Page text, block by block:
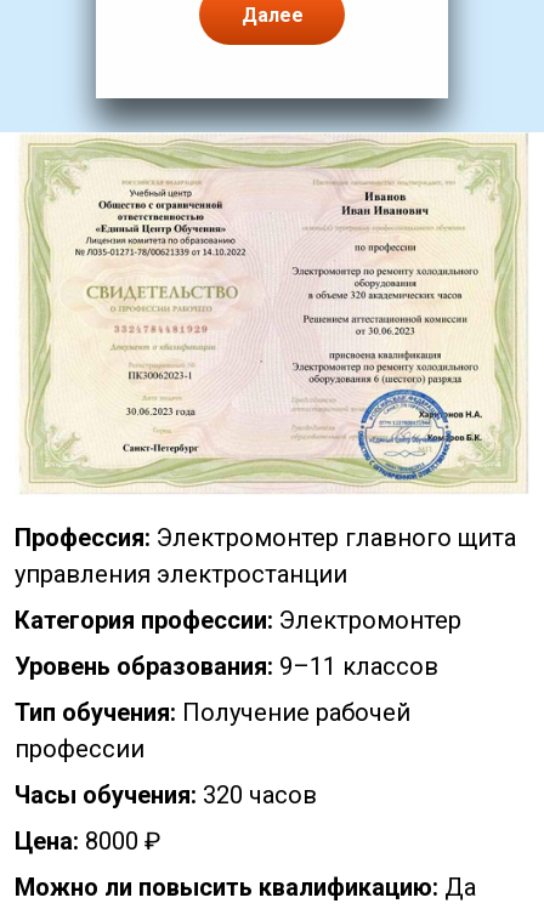
Далее
Профессия: Электромонтер главного щита
управления электростанции
Категория профессии: Электромонтер
Уровень образования: 9–11 классов
Тип обучения: Получение рабочей
профессии
Часы обучения: 320 часов
Цена: 8000 ₽
Можно ли повысить квалификацию: Да